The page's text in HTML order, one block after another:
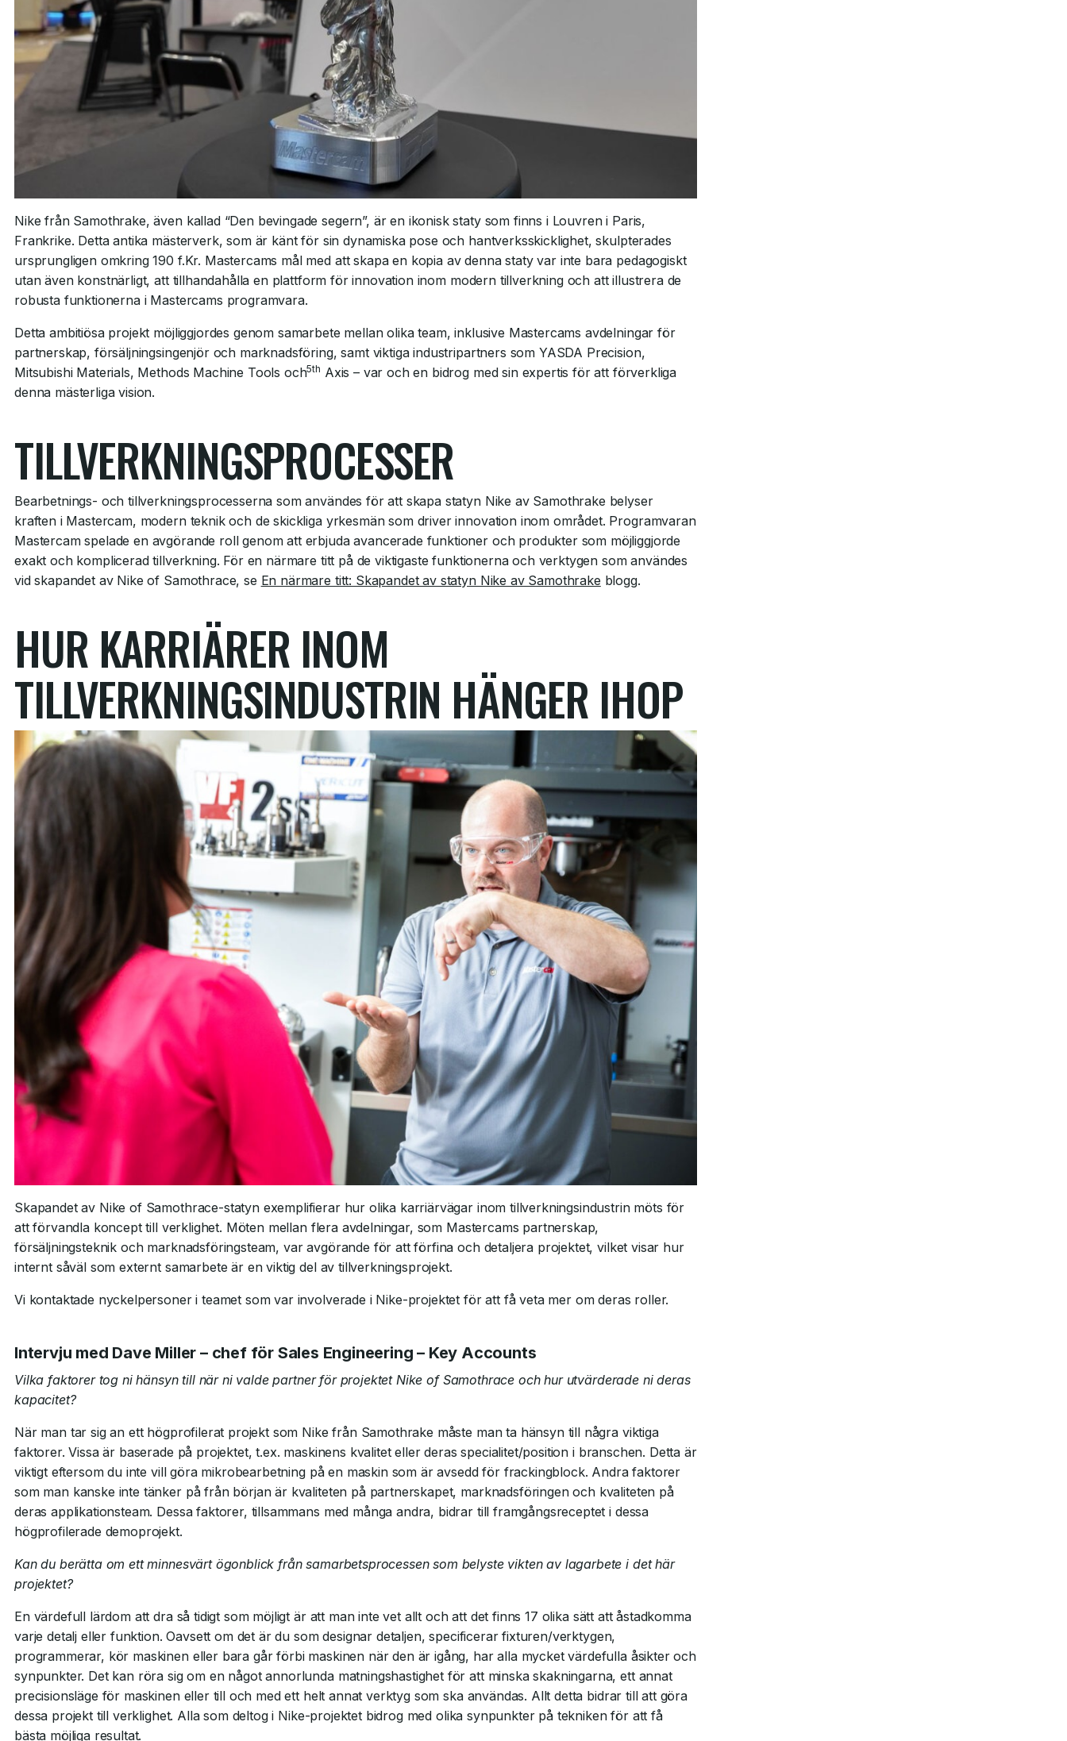
Nike från Samothrake, även kallad “Den bevingade segern”, är en ikonisk staty som finns i Louvren i Paris,
Frankrike. Detta antika mästerverk, som är känt för sin dynamiska pose och hantverksskicklighet, skulpterades
ursprungligen omkring 190 f.Kr. Mastercams mål med att skapa en kopia av denna staty var inte bara pedagogiskt
utan även konstnärligt, att tillhandahålla en plattform för innovation inom modern tillverkning och att illustrera de
robusta funktionerna i Mastercams programvara.
Detta ambitiösa projekt möjliggjordes genom samarbete mellan olika team, inklusive Mastercams avdelningar för
partnerskap, försäljningsingenjör och marknadsföring, samt viktiga industripartners som YASDA Precision,
Mitsubishi Materials, Methods Machine Tools och5th Axis – var och en bidrog med sin expertis för att förverkliga
denna mästerliga vision.
TILLVERKNINGSPROCESSER
Bearbetnings- och tillverkningsprocesserna som användes för att skapa statyn Nike av Samothrake belyser
kraften i Mastercam, modern teknik och de skickliga yrkesmän som driver innovation inom området. Programvaran
Mastercam spelade en avgörande roll genom att erbjuda avancerade funktioner och produkter som möjliggjorde
exakt och komplicerad tillverkning. För en närmare titt på de viktigaste funktionerna och verktygen som användes
vid skapandet av Nike of Samothrace, se En närmare titt: Skapandet av statyn Nike av Samothrake blogg.
HUR KARRIÄRER INOM
TILLVERKNINGSINDUSTRIN HÄNGER IHOP
Skapandet av Nike of Samothrace-statyn exemplifierar hur olika karriärvägar inom tillverkningsindustrin möts för
att förvandla koncept till verklighet. Möten mellan flera avdelningar, som Mastercams partnerskap,
försäljningsteknik och marknadsföringsteam, var avgörande för att förfina och detaljera projektet, vilket visar hur
internt såväl som externt samarbete är en viktig del av tillverkningsprojekt.
Vi kontaktade nyckelpersoner i teamet som var involverade i Nike-projektet för att få veta mer om deras roller.
Intervju med Dave Miller – chef för Sales Engineering – Key Accounts
Vilka faktorer tog ni hänsyn till när ni valde partner för projektet Nike of Samothrace och hur utvärderade ni deras
kapacitet?
När man tar sig an ett högprofilerat projekt som Nike från Samothrake måste man ta hänsyn till några viktiga
faktorer. Vissa är baserade på projektet, t.ex. maskinens kvalitet eller deras specialitet/position i branschen. Detta är
viktigt eftersom du inte vill göra mikrobearbetning på en maskin som är avsedd för frackingblock. Andra faktorer
som man kanske inte tänker på från början är kvaliteten på partnerskapet, marknadsföringen och kvaliteten på
deras applikationsteam. Dessa faktorer, tillsammans med många andra, bidrar till framgångsreceptet i dessa
högprofilerade demoprojekt.
Kan du berätta om ett minnesvärt ögonblick från samarbetsprocessen som belyste vikten av lagarbete i det här
projektet?
En värdefull lärdom att dra så tidigt som möjligt är att man inte vet allt och att det finns 17 olika sätt att åstadkomma
varje detalj eller funktion. Oavsett om det är du som designar detaljen, specificerar fixturen/verktygen,
programmerar, kör maskinen eller bara går förbi maskinen när den är igång, har alla mycket värdefulla åsikter och
synpunkter. Det kan röra sig om en något annorlunda matningshastighet för att minska skakningarna, ett annat
precisionsläge för maskinen eller till och med ett helt annat verktyg som ska användas. Allt detta bidrar till att göra
dessa projekt till verklighet. Alla som deltog i Nike-projektet bidrog med olika synpunkter på tekniken för att få
bästa möjliga resultat.